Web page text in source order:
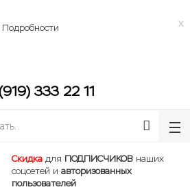
Подробности
x
333 22 11
Скидка для ПОДПИСЧИКОВнаших
соцсетей и авторизованных
пользователей